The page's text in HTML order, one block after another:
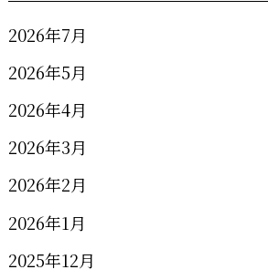
2026年7月
2026年5月
2026年4月
2026年3月
2026年2月
2026年1月
2025年12月